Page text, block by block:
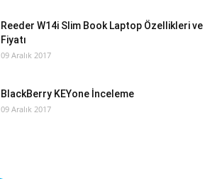
Reeder W14i Slim Book Laptop Özellikleri ve
Fiyatı
09 Aralık 2017
BlackBerry KEYone İnceleme
09 Aralık 2017